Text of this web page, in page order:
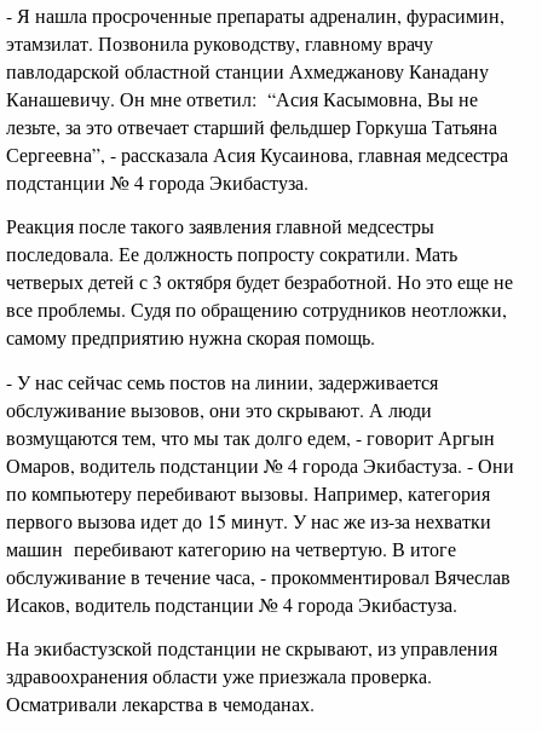
- Я нашла просроченные препараты адреналин, фурасимин,
этамзилат. Позвонила руководству, главному врачу
павлодарской областной станции Ахмеджанову Канадану
Канашевичу. Он мне ответил: “Асия Касымовна, Вы не
лезьте, за это отвечает старший фельдшер Горкуша Татьяна
Сергеевна”, - рассказала Асия Кусаинова, главная медсестра
подстанции № 4 города Экибастуза.
Реакция после такого заявления главной медсестры
последовала. Ее должность попросту сократили. Мать
четверых детей с 3 октября будет безработной. Но это еще не
все проблемы. Судя по обращению сотрудников неотложки,
самому предприятию нужна скорая помощь.
- У нас сейчас семь постов на линии, задерживается
обслуживание вызовов, они это скрывают. А люди
возмущаются тем, что мы так долго едем, - говорит Аргын
Омаров, водитель подстанции № 4 города Экибастуза. - Они
по компьютеру перебивают вызовы. Например, категория
первого вызова идет до 15 минут. У нас же из-за нехватки
машин перебивают категорию на четвертую. В итоге
обслуживание в течение часа, - прокомментировал Вячеслав
Исаков, водитель подстанции № 4 города Экибастуза.
На экибастузской подстанции не скрывают, из управления
здравоохранения области уже приезжала проверка.
Осматривали лекарства в чемоданах.